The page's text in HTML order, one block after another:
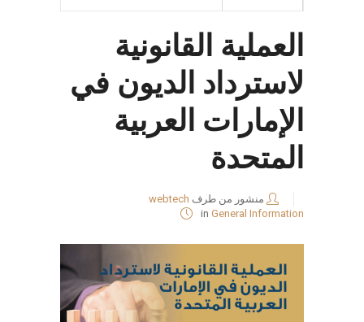
العملية القانونية
لاسترداد الديون في
الإمارات العربية
المتحدة
منشور من طرف webtech
in General Information